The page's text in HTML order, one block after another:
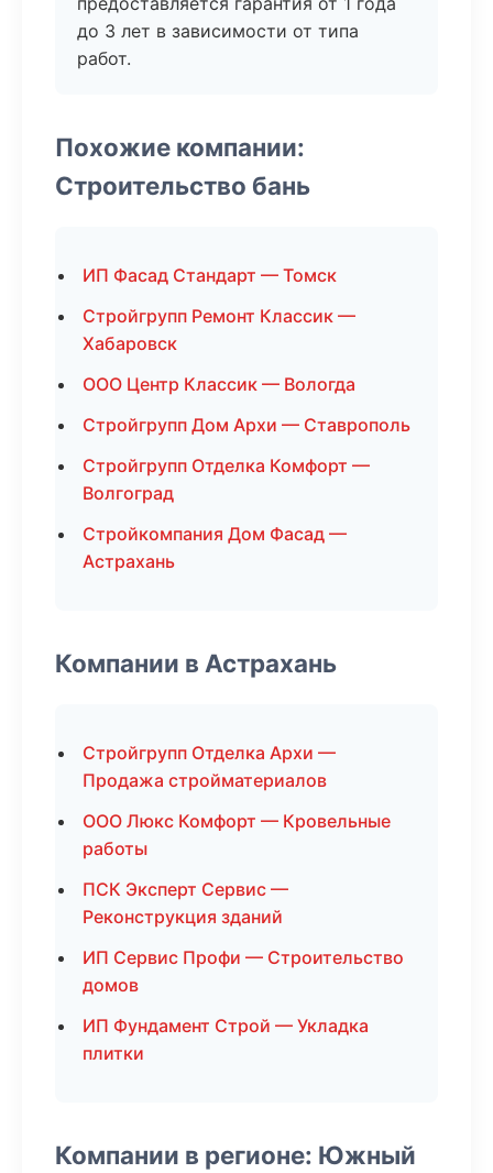
до 3 лет в зависимости от типа
работ.
Похожие компании:
Строительство бань
ИП Фасад Стандарт — Томск
Стройгрупп Ремонт Классик —
Хабаровск
ООО Центр Классик — Вологда
Стройгрупп Дом Архи — Ставрополь
Стройгрупп Отделка Комфорт —
Волгоград
Стройкомпания Дом Фасад —
Астрахань
Компании в Астрахань
Стройгрупп Отделка Архи —
Продажа стройматериалов
ООО Люкс Комфорт — Кровельные
работы
ПСК Эксперт Сервис —
Реконструкция зданий
ИП Сервис Профи — Строительство
домов
ИП Фундамент Строй — Укладка
плитки
Компании в регионе: Южный